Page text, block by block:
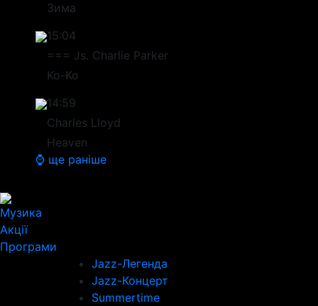
Зима
15:04
=== Js. Charlie Parker
Ko-Ko
14:59
Charles Lloyd
Heaven
⌚ ще раніше
Музика
Акції
Програми
Jazz-Легенда
Jazz-Концерт
Summertime